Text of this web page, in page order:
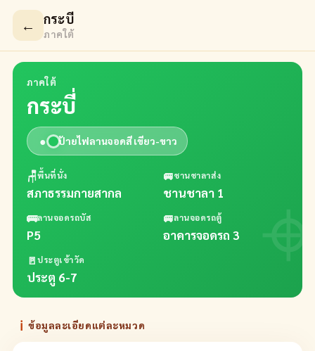
← กระบี่
ภาคใต้
ภาคใต้
กระบี่
● ป้ายไฟลานจอดสีเขียว-ขาว
🪑พื้นที่นั่ง
สภาธรรมกายสากล
🚐ชานชาลาส่ง
ชานชาลา 1
🚌ลานจอดรถบัส
P5
🚐ลานจอดรถตู้
อาคารจอดรถ 3
🚪ประตูเข้าวัด
ประตู 6-7
ℹ ข้อมูลละเอียดแต่ละหมวด